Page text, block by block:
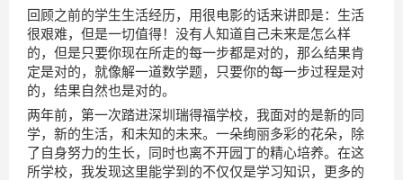
回顾之前的学生生活经历，用很电影的话来讲即是：生活
很艰难，但是一切值得！没有人知道自己未来是怎么样
的，但是只要你现在所走的每一步都是对的，那么结果肯
定是对的，就像解一道数学题，只要你的每一步过程是对
的，结果自然也是对的。
两年前，第一次踏进深圳瑞得福学校，我面对的是新的同
学，新的生活，和未知的未来。一朵绚丽多彩的花朵，除
了自身努力的生长，同时也离不开园丁的精心培养。在这
所学校，我发现这里能学到的不仅仅是学习知识，更多的